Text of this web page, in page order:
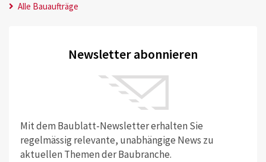
Alle Bauaufträge
Newsletter abonnieren
Mit dem Baublatt-Newsletter erhalten Sie
regelmässig relevante, unabhängige News zu
aktuellen Themen der Baubranche.